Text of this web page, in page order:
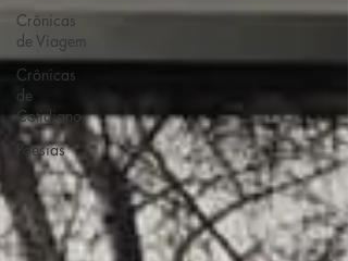
Crônicas
de Viagem
Crônicas
de
Cotidiano
Poesias